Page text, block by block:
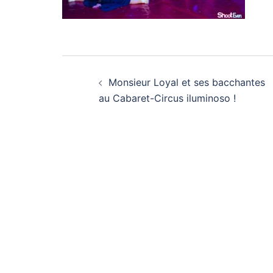
d’article
Monsieur Loyal et ses bacchantes
au Cabaret-Circus iluminoso !